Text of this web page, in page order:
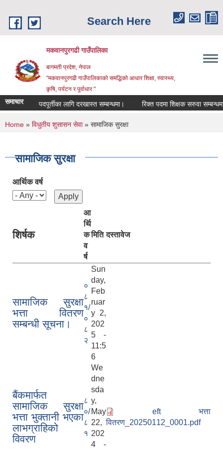
Search Here
मकवानपुरगढी गाउँपालिका
बागमती प्रदेश, नेपाल
"मकवानपुरगढी गाउँपालिकाको समद्धिको आधार शिक्षा, स्‍वास्‍थ्‍य,
कृषि, पर्यटन र पूर्वाधार "
समाचारपदपूर्तीका लागि दरखास्त सम्बन्धमा। रिक्त पदमा शिक्षक सरुवा सम्बन्धमा।
You are here
Home » विधुतीय शुसासन सेवा» सामाजिक सुरक्षा
सामाजिक सुरक्षा
आर्थिक वर्ष
शिर्षक
आ
र्थि
क
व
र्ष
मिति दस्तावेज
सामाजिक सुरक्षा
भत्ता वितरण
सम्बन्धी सूचना।
०
८
१/
०
८
२
Sun
day,
Feb
ruar
y 2,
202
5 -
11:5
6
बैंकमार्फत
सामाजिक सुरक्षा
भत्ता भुक्तानी भएका
लाभग्राहिको
विवरण
८
०/
८
१
We
dne
sda
y,
May
22,
202
4 -
eft भत्ता
वितरण_20250112_0001.pdf